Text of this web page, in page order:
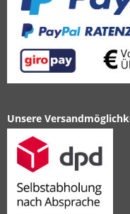
Unsere